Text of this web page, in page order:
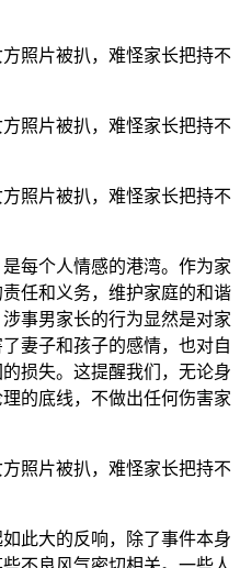
每个人情感的港湾。作为家
任和义务，维护家庭的和谐
事男家长的行为显然是对家
妻子和孩子的感情，也对自
损失。这提醒我们，无论身
的底线，不做出任何伤害家
此大的反响，除了事件本身